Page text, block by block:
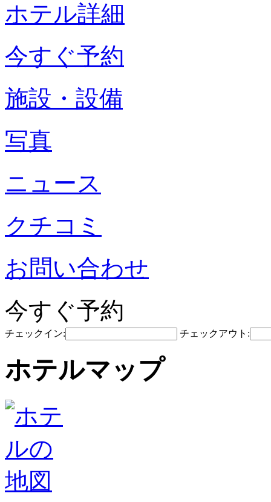
ホテル詳細
今すぐ予約
施設・設備
写真
ニュース
クチコミ
お問い合わせ
今すぐ予約
チェックイン: チェックアウト:
ホテルマップ